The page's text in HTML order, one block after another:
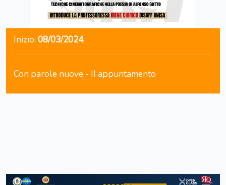
Inizio: 08/03/2024
Con parole nuove - II appuntamento